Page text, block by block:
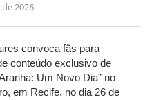
2026
convoca fãs para
conteúdo exclusivo de
Um Novo Dia” no
em Recife, no dia 26 de